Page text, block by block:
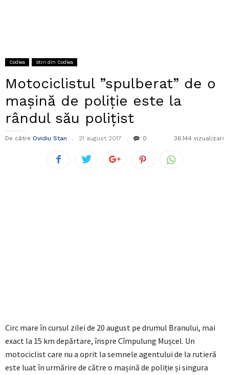
Codlea Stiri din Codlea
Motociclistul ”spulberat” de o
mașină de poliție este la
rândul său polițist
De către Ovidiu Stan 21 august 2017 0 36.144 vizualizari
Circ mare în cursul zilei de 20 august pe drumul Branului, mai
exact la 15 km depărtare, înspre Cîmpulung Mușcel. Un
motociclist care nu a oprit la semnele agentului de la rutieră
este luat în urmărire de către o mașină de poliție și singura